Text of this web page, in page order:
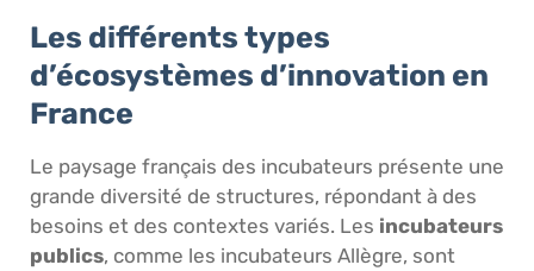
Les différents types
d’écosystèmes d’innovation en
France
Le paysage français des incubateurs présente une
grande diversité de structures, répondant à des
besoins et des contextes variés. Les incubateurs
publics, comme les incubateurs Allègre, sont